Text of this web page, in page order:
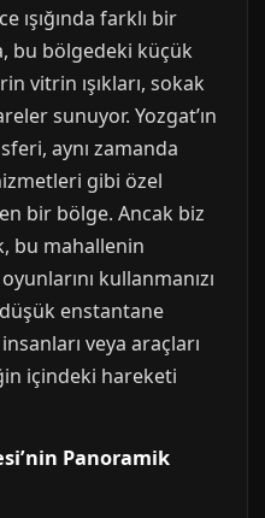
ışığında farklı bir
bu bölgedeki küçük
vitrin ışıkları, sokak
sunuyor. Yozgat’ın
aynı zamanda
gibi özel
bir bölge. Ancak biz
bu mahallenin
kullanmanızı
enstantane
veya araçları
içindeki hareketi
Panoramik